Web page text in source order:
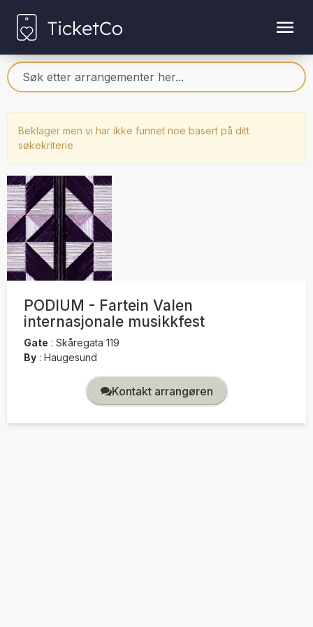
Beklager men vi har ikke funnet noe basert på ditt
søkekriterie
PODIUM - Fartein Valen
internasjonale musikkfest
Gate : Skåregata 119
By : Haugesund
Kontakt arrangøren